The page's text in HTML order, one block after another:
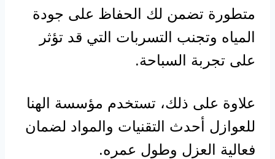
متطورة تضمن لك الحفاظ على جودة
المياه وتجنب التسربات التي قد تؤثر
على تجربة السباحة.
علاوة على ذلك، تستخدم مؤسسة الهنا
للعوازل أحدث التقنيات والمواد لضمان
فعالية العزل وطول عمره.